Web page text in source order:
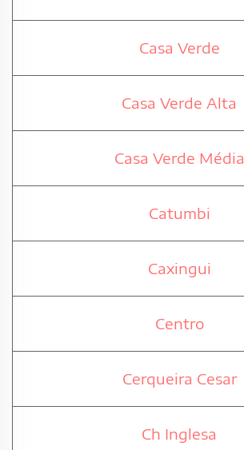
Casa Verde
Casa Verde Alta
Casa Verde Média
Catumbi
Caxingui
Centro
Cerqueira Cesar
Ch Inglesa